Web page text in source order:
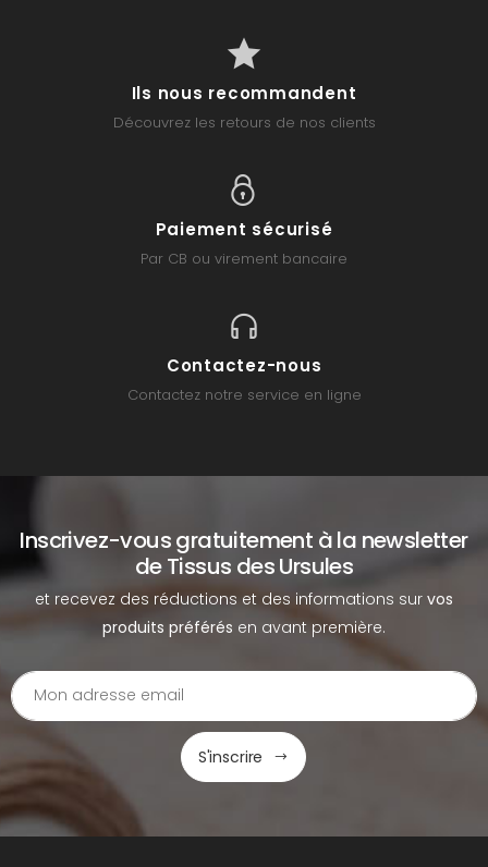
Ils nous recommandent
Découvrez les retours de nos clients
Paiement sécurisé
Par CB ou virement bancaire
Contactez-nous
Contactez notre service en ligne
Inscrivez-vous gratuitement à la newsletter
de Tissus des Ursules
et recevez des réductions et des informations sur vos
produits préférés en avant première.
S'inscrire